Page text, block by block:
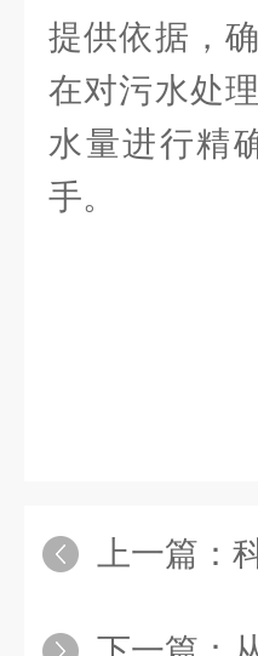
提供依据，
在对污水处
水量进行精
手。
上一篇：